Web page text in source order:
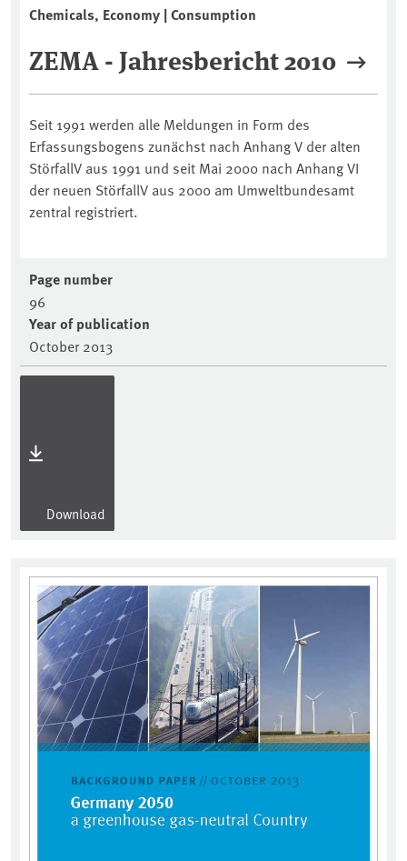
Chemicals, Economy | Consumption
ZEMA - Jahresbericht 2010
Seit 1991 werden alle Meldungen in Form des
Erfassungsbogens zunächst nach Anhang V der alten
StörfallV aus 1991 und seit Mai 2000 nach Anhang VI
der neuen StörfallV aus 2000 am Umweltbundesamt
zentral registriert.
Page number
96
Year of publication
October 2013
Download